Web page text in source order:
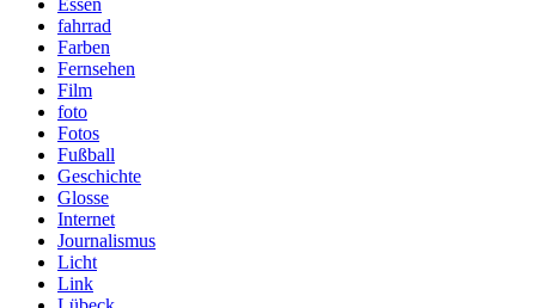
fahrrad
Farben
Fernsehen
Film
foto
Fotos
Fußball
Geschichte
Glosse
Internet
Journalismus
Licht
Link